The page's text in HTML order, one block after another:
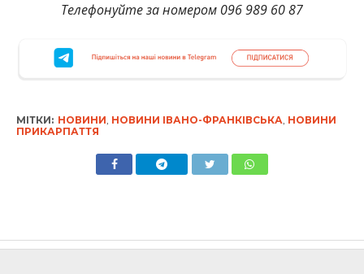
Телефонуйте за номером 096 989 60 87
МІТКИ: НОВИНИ НОВИНИ ІВАНО-ФРАНКІВСЬКА НОВИНИ
ПРИКАРПАТТЯ